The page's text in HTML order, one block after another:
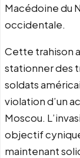
Macédoine du
occidentale.
Cette trahison
stationner des
soldats
violation d’un
Moscou.
objectif
maintenant